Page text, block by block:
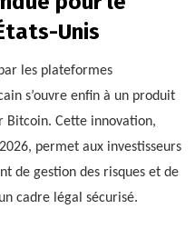
Unis
les plateformes
s’ouvre enfin à un produit
Bitcoin. Cette innovation,
permet aux investisseurs
de gestion des risques et de
cadre légal sécurisé.